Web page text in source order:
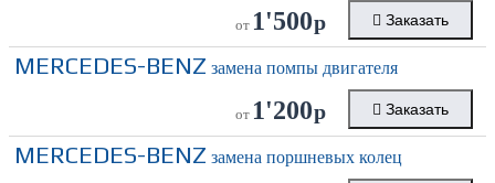
от 1'500р Заказать
MERCEDES-BENZ замена помпы двигателя
от 1'200р Заказать
MERCEDES-BENZ замена поршневых колец